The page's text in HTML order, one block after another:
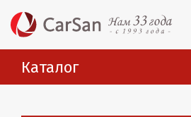
Каталог